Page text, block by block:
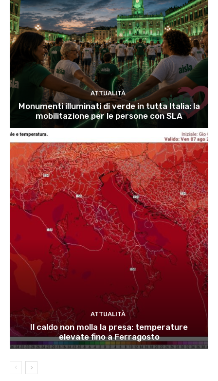
ATTUALITÀ
Monumenti illuminati di verde in tutta Italia: la
mobilitazione per le persone con SLA
ATTUALITÀ
Il caldo non molla la presa: temperature
elevate fino a Ferragosto